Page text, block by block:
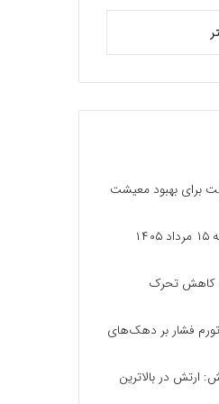
برای بهبود معیشت
قیمت گوشت قرمز امروز پنجشنبه ۱۵ مرداد ۱۴۰۵
کاهش تحرک
فشار بر دهک‌های
ارتش در بالاترین